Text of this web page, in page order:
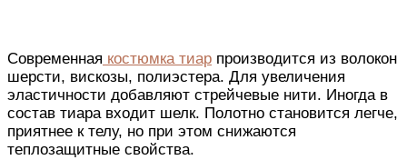
Современная костюмка тиар производится из волокон
шерсти, вискозы, полиэстера. Для увеличения
эластичности добавляют стрейчевые нити. Иногда в
состав тиара входит шелк. Полотно становится легче,
приятнее к телу, но при этом снижаются
теплозащитные свойства.